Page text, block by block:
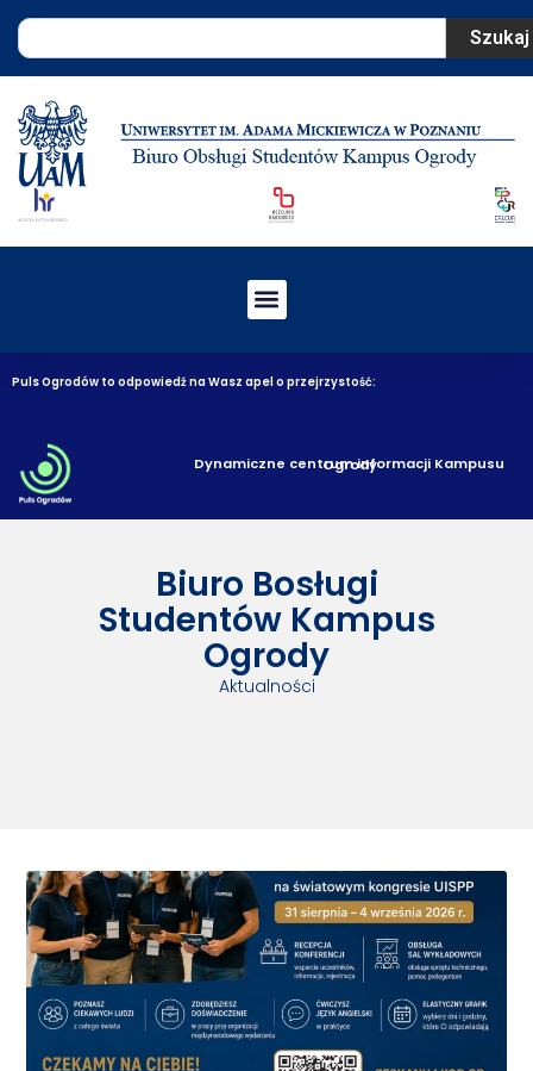
Szukaj
Puls Ogrodów to odpowiedź na Wasz apel o przejrzystość:
Dynamiczne centrum informacji Kampusu Ogrody
Biuro Bosługi
Studentów Kampus
Ogrody
Aktualności